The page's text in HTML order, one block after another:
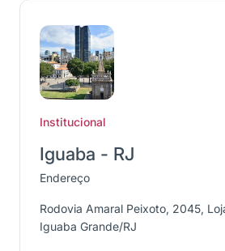
Institucional
Iguaba - RJ
Endereço
Rodovia Amaral Peixoto, 2045,
Iguaba Grande/RJ